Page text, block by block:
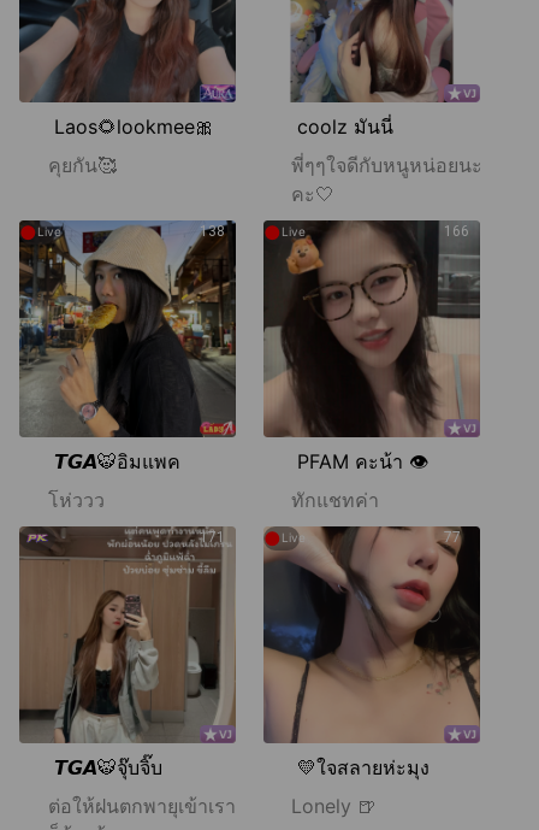
Laos🌻lookmee🎀
คุยกัน🥰
coolz มันนี่
พี่ๆๆใจดีกับหนูหน่อยนะ
คะ🤍
138
●Live
𝙏𝙂𝘼🐯อิมแพค
โห่ววว
166
●Live
PFAM คะน้า 👁️
ทักแชทค่า
171
𝙏𝙂𝘼🐯จุ๊บจิ๊บ
ต่อให้ฝนตกพายุเข้าเรา
77
● Live
💛ใจสลายห่ะมุง
Lonely 🍺